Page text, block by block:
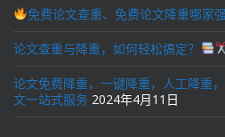
免费论文查重、免费论文降重哪家强
论文查重与降重，如何轻松搞定？
论文免费降重，一键降重，人工降重
文一站式服务 2024年4月11日